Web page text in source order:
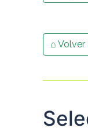
⌂ Volver